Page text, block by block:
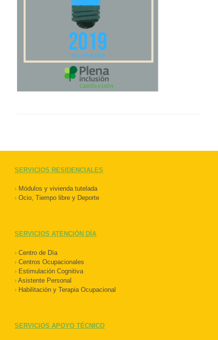
SERVICIOS RESIDENCIALES
› Módulos y vivienda tutelada
› Ocio, Tiempo libre y Deporte
SERVICIOS ATENCIÓN DÍA
› Centro de Día
› Centros Ocupacionales
› Estimulación Cognitiva
› Asistente Personal
› Habilitación y Terapia Ocupacional
SERVICIOS APOYO TÉCNICO